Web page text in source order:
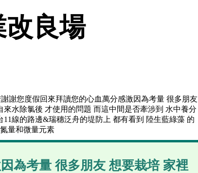
良場
謝您度假回來拜讀您的心血萬分感激因為考量 很多朋友
水除氯後 才使用的問題 而這中間是否牽涉到 水中養分
線的路邊&瑞穗泛舟的堤防上 都有看到 陸生藍綠藻 的
量和微量元素
為考量 很多朋友 想要栽培 家裡